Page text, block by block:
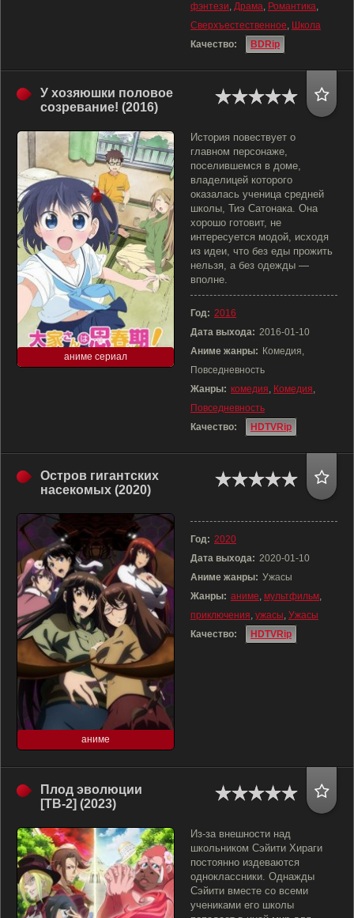
фэнтези, Драма, Романтика,
Сверхъестественное, Школа
Качество:
BDRip
У хозяюшки половое
созревание! (2016)
аниме сериал
История повествует о
главном персонаже,
поселившемся в доме,
владелицей которого
оказалась ученица средней
школы, Тиэ Сатонака. Она
хорошо готовит, не
интересуется модой, исходя
из идеи, что без еды прожить
нельзя, а без одежды —
вполне.
Год: 2016
Дата выхода: 2016-01-10
Аниме жанры: Комедия,
Повседневность
Жанры: комедия, Комедия,
Повседневность
Качество:
HDTVRip
Остров гигантских
насекомых (2020)
аниме
Год: 2020
Дата выхода: 2020-01-10
Аниме жанры: Ужасы
Жанры: аниме, мультфильм,
приключения, ужасы, Ужасы
Качество:
HDTVRip
Плод эволюции
[ТВ-2] (2023)
Из-за внешности над
школьником Сэйити Хираги
постоянно издеваются
одноклассники. Однажды
Сэйити вместе со всеми
учениками его школы